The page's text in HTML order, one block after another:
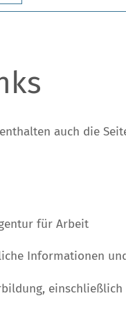
auch die
für Arbeit
Informationen
einschließlich